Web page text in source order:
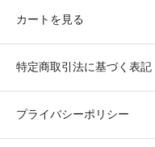
カートを見る
特定商取引法に基づく表記
プライバシーポリシー